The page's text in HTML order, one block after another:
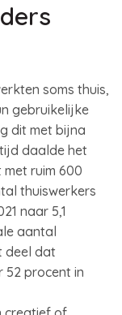
soms thuis,
gebruikelijke
dit met bijna
daalde het
ruim 600
thuiswerkers
naar 5,1
aantal
deel dat
52 procent in